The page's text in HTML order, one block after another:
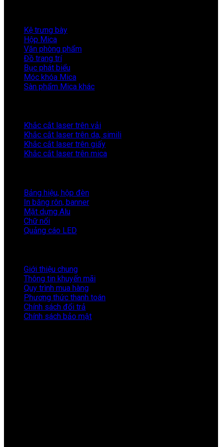
Kệ trưng bày
Hộp Mica
Văn phòng phẩm
Đồ trang trí
Bục phát biểu
Móc khóa Mica
Sàn phẩm Mica khác
Khắc cắt laser trên vải
Khắc cắt laser trên da, simili
Khắc cắt laser trên giấy
Khắc cắt laser trên mica
Bảng hiệu, hộp đèn
In băng rôn, banner
Mặt dựng Alu
Chữ nổi
Quảng cáo LED
Giới thiệu chung
Thông tin khuyến mãi
Quy trình mua hàng
Phương thức thanh toán
Chính sách đổi trả
Chính sách bảo mật